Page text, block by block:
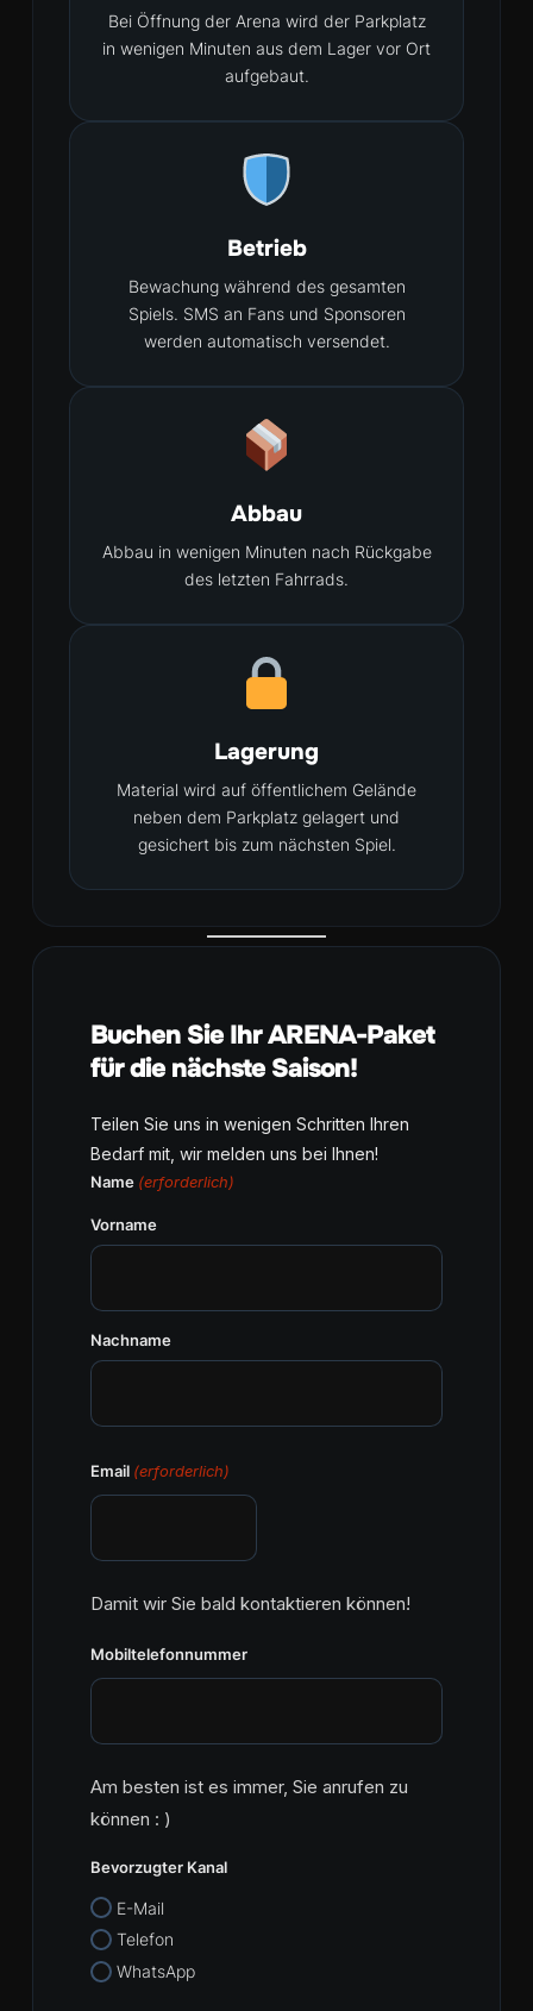
Bei Öffnung der Arena wird der Parkplatz
in wenigen Minuten aus dem Lager vor Ort
aufgebaut.
Betrieb
Bewachung während des gesamten
Spiels. SMS an Fans und Sponsoren
werden automatisch versendet.
Abbau
Abbau in wenigen Minuten nach Rückgabe
des letzten Fahrrads.
Lagerung
Material wird auf öffentlichem Gelände
neben dem Parkplatz gelagert und
gesichert bis zum nächsten Spiel.
Buchen Sie Ihr ARENA-Paket
für die nächste Saison!
Teilen Sie uns in wenigen Schritten Ihren
Bedarf mit, wir melden uns bei Ihnen!
Name (erforderlich)
Vorname
Nachname
Email (erforderlich)
Damit wir Sie bald kontaktieren können!
Mobiltelefonnummer
Am besten ist es immer, Sie anrufen zu
können : )
Bevorzugter Kanal
E-Mail
Telefon
WhatsApp